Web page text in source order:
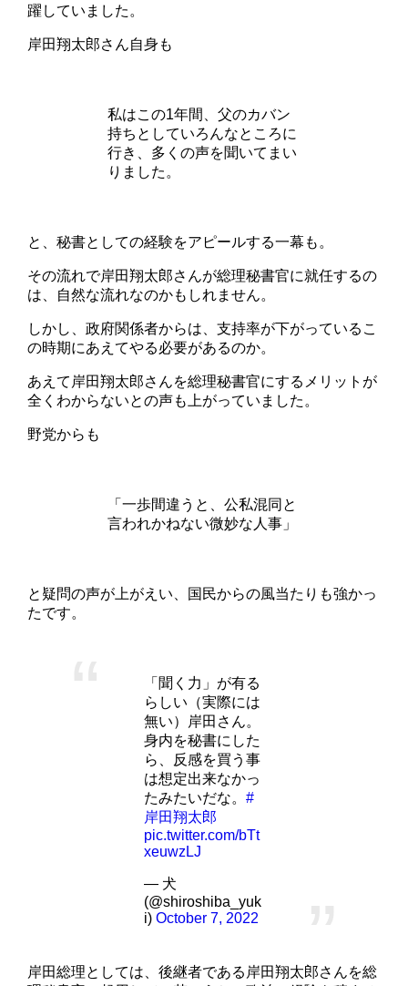
躍していました。
岸田翔太郎さん自身も
私はこの1年間、父のカバン
持ちとしていろんなところに
行き、多くの声を聞いてまい
りました。
と、秘書としての経験をアピールする一幕も。
その流れで岸田翔太郎さんが総理秘書官に就任するの
は、自然な流れなのかもしれません。
しかし、政府関係者からは、支持率が下がっているこ
の時期にあえてやる必要があるのか。
あえて岸田翔太郎さんを総理秘書官にするメリットが
全くわからないとの声も上がっていました。
野党からも
「一歩間違うと、公私混同と
言われかねない微妙な人事」
と疑問の声が上がえい、国民からの風当たりも強かっ
たです。
「聞く力」が有る
らしい（実際には
無い）岸田さん。
身内を秘書にした
ら、反感を買う事
は想定出来なかっ
たみたいだな。#
岸田翔太郎
pic.twitter.com/bTt
xeuwzLJ
— 犬
(@shiroshiba_yuk
i)October 7, 2022
岸田総理としては、後継者である岸田翔太郎さんを総